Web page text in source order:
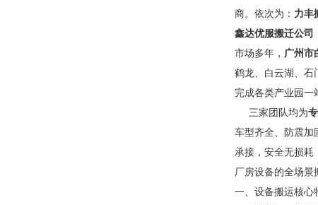
商。依次为： 力丰
鑫达优服搬迁公司
市场多年， 广州市
鹤龙、白云湖、石
完成各类产业园一
三家团队均为
车型齐全、防震加
承接，安全无损耗
厂房设备的全场景
一、设备搬运核心